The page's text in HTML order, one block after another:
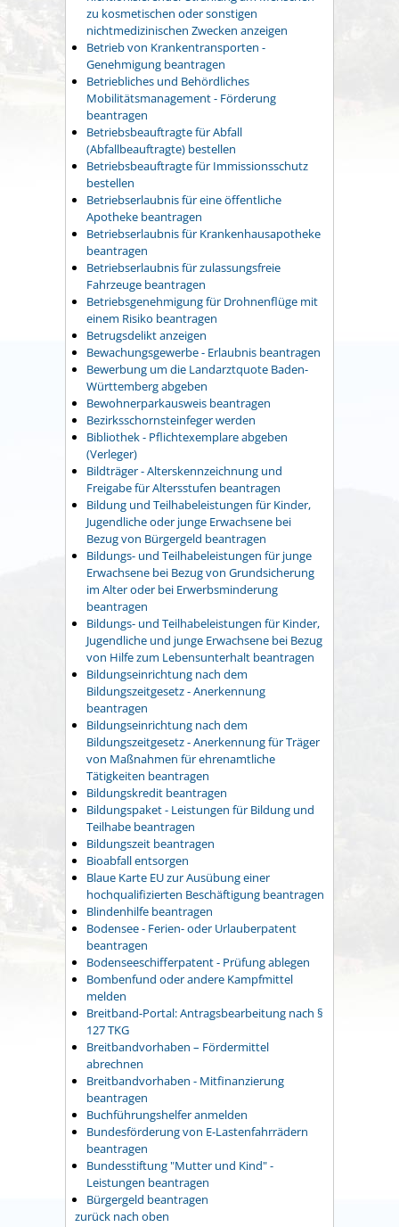
zu kosmetischen oder sonstigen
nichtmedizinischen Zwecken anzeigen
Betrieb von Krankentransporten -
Genehmigung beantragen
Betriebliches und Behördliches
Mobilitätsmanagement - Förderung
beantragen
Betriebsbeauftragte für Abfall
(Abfallbeauftragte) bestellen
Betriebsbeauftragte für Immissionsschutz
bestellen
Betriebserlaubnis für eine öffentliche
Apotheke beantragen
Betriebserlaubnis für Krankenhausapotheke
beantragen
Betriebserlaubnis für zulassungsfreie
Fahrzeuge beantragen
Betriebsgenehmigung für Drohnenflüge mit
einem Risiko beantragen
Betrugsdelikt anzeigen
Bewachungsgewerbe - Erlaubnis beantragen
Bewerbung um die Landarztquote Baden-
Württemberg abgeben
Bewohnerparkausweis beantragen
Bezirksschornsteinfeger werden
Bibliothek - Pflichtexemplare abgeben
(Verleger)
Bildträger - Alterskennzeichnung und
Freigabe für Altersstufen beantragen
Bildung und Teilhabeleistungen für Kinder,
Jugendliche oder junge Erwachsene bei
Bezug von Bürgergeld beantragen
Bildungs- und Teilhabeleistungen für junge
Erwachsene bei Bezug von Grundsicherung
im Alter oder bei Erwerbsminderung
beantragen
Bildungs- und Teilhabeleistungen für Kinder,
Jugendliche und junge Erwachsene bei Bezug
von Hilfe zum Lebensunterhalt beantragen
Bildungseinrichtung nach dem
Bildungszeitgesetz - Anerkennung
beantragen
Bildungseinrichtung nach dem
Bildungszeitgesetz - Anerkennung für Träger
von Maßnahmen für ehrenamtliche
Tätigkeiten beantragen
Bildungskredit beantragen
Bildungspaket - Leistungen für Bildung und
Teilhabe beantragen
Bildungszeit beantragen
Bioabfall entsorgen
Blaue Karte EU zur Ausübung einer
hochqualifizierten Beschäftigung beantragen
Blindenhilfe beantragen
Bodensee - Ferien- oder Urlauberpatent
beantragen
Bodenseeschifferpatent - Prüfung ablegen
Bombenfund oder andere Kampfmittel
melden
Breitband-Portal: Antragsbearbeitung nach §
127 TKG
Breitbandvorhaben – Fördermittel
abrechnen
Breitbandvorhaben - Mitfinanzierung
beantragen
Buchführungshelfer anmelden
Bundesförderung von E-Lastenfahrrädern
beantragen
Bundesstiftung "Mutter und Kind" -
Leistungen beantragen
Bürgergeld beantragen
zurück nach oben